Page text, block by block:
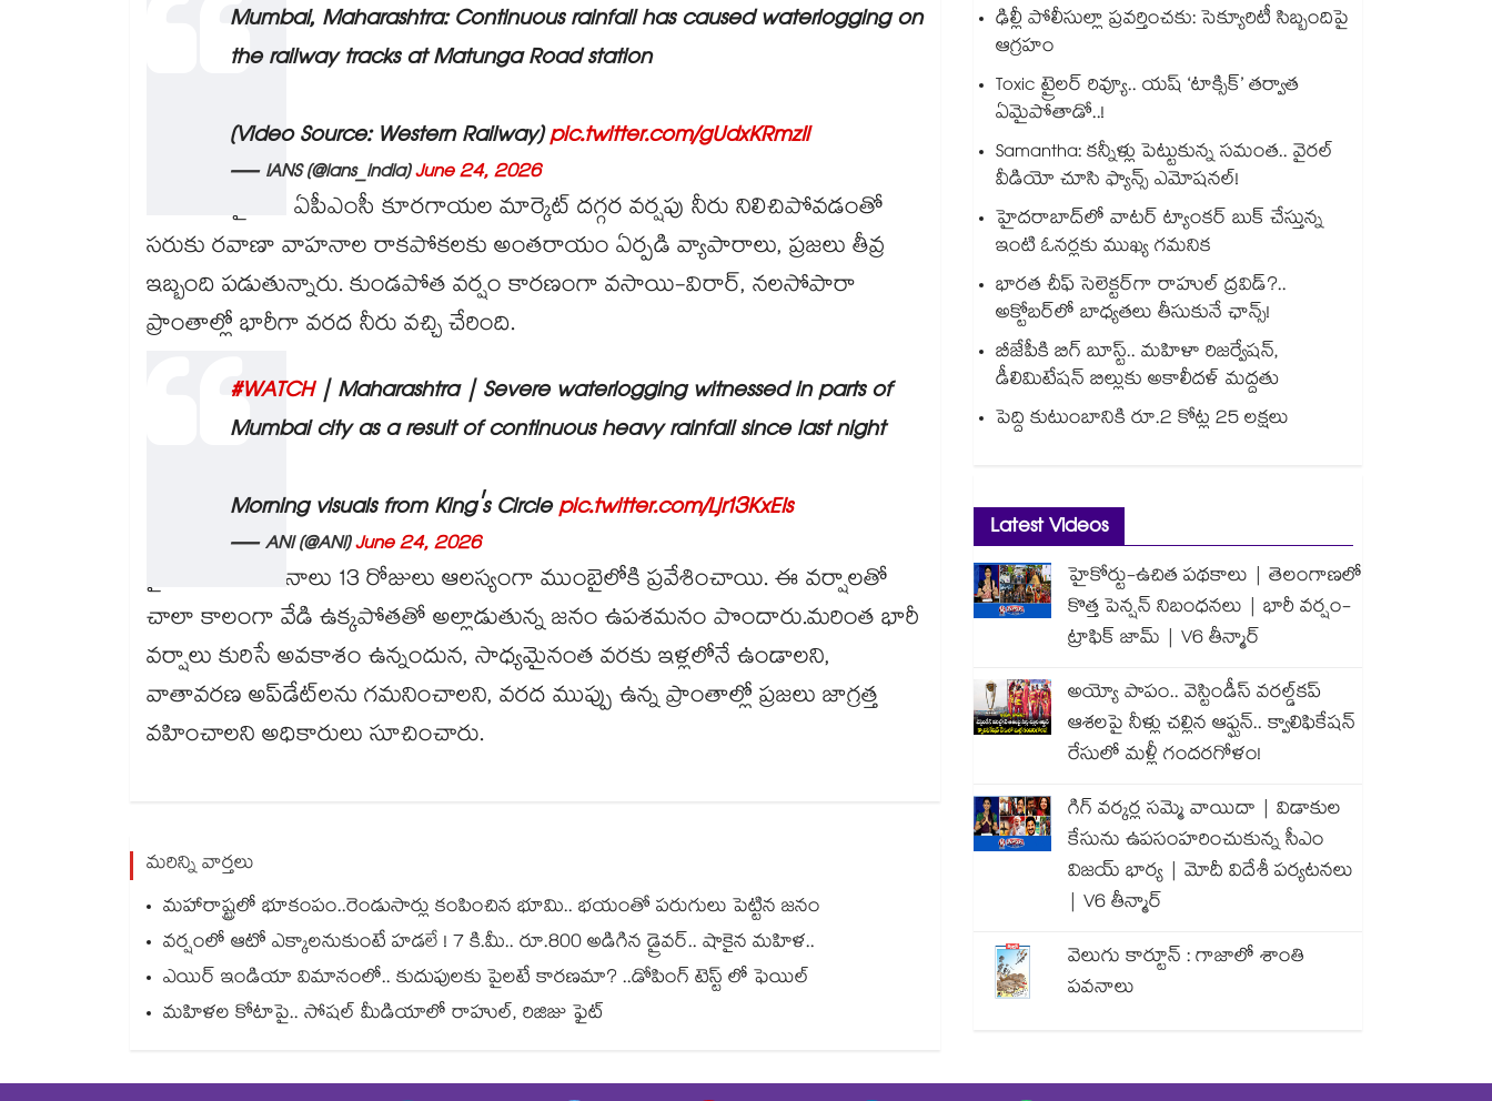
Mumbai, Maharashtra: Continuous rainfall has caused waterlogging on
the railway tracks at Matunga Road station
(Video Source: Western Railway)pic.twitter.com/gUdxKRmzIl
— IANS (@ians_india)June 24, 2026
నవీ ముంబైలోని ఏపీఎంసీ కూరగాయల మార్కెట్ దగ్గర వర్షపు నీరు నిలిచిపోవడంతో
సరుకు రవాణా వాహనాల రాకపోకలకు అంతరాయం ఏర్పడి వ్యాపారాలు, ప్రజలు తీవ్ర
ఇబ్బంది పడుతున్నారు. కుండపోత వర్షం కారణంగా వసాయి-విరార్, నలసోపారా
ప్రాంతాల్లో భారీగా వరద నీరు వచ్చి చేరింది.
#WATCH| Maharashtra | Severe waterlogging witnessed in parts of
Mumbai city as a result of continuous heavy rainfall since last night
Morning visuals from King's Circlepic.twitter.com/Ljr13KxEIs
— ANI (@ANI)June 24, 2026
నైరుతి రుతుపవనాలు 13 రోజులు ఆలస్యంగా ముంబైలోకి ప్రవేశించాయి. ఈ వర్షాలతో
చాలా కాలంగా వేడి ఉక్కపోతతో అల్లాడుతున్న జనం ఉపశమనం పొందారు.మరింత భారీ
వర్షాలు కురిసే అవకాశం ఉన్నందున, సాధ్యమైనంత వరకు ఇళ్లలోనే ఉండాలని,
వాతావరణ అప్‌డేట్‌లను గమనించాలని, వరద ముప్పు ఉన్న ప్రాంతాల్లో ప్రజలు జాగ్రత్త
వహించాలని అధికారులు సూచించారు.
మరిన్ని వార్తలు
మహారాష్ట్రలో భూకంపం..రెండుసార్లు కంపించిన భూమి.. భయంతో పరుగులు పెట్టిన జనం
వర్షంలో ఆటో ఎక్కాలనుకుంటే హడలే ! 7 కి.మీ.. రూ.800 అడిగిన డ్రైవర్.. షాకైన మహిళ..
ఎయిర్ ఇండియా విమానంలో.. కుదుపులకు పైలటే కారణమా? ..డోపింగ్ టెస్ట్ లో ఫెయిల్
మహిళల కోటాపై.. సోషల్ మీడియాలో రాహుల్, రిజిజు ఫైట్
ఢిల్లీ పోలీసుల్లా ప్రవర్తించకు: సెక్యూరిటీ సిబ్బందిపై
ఆగ్రహం
Toxic ట్రైలర్ రివ్యూ.. యష్ ‘టాక్సిక్’ తర్వాత
ఏమైపోతాడో..!
Samantha: కన్నీళ్లు పెట్టుకున్న సమంత.. వైరల్
వీడియో చూసి ఫ్యాన్స్ ఎమోషనల్!
హైదరాబాద్⁪లో వాటర్ ట్యాంకర్ బుక్ చేస్తున్న
ఇంటి ఓనర్లకు ముఖ్య గమనిక
భారత చీఫ్ సెలెక్టర్⁬గా రాహుల్ ద్రవిడ్?..
అక్టోబర్‌లో బాధ్యతలు తీసుకునే ఛాన్స్!
బీజేపీకి బిగ్ బూస్ట్.. మహిళా రిజర్వేషన్,
డీలిమిటేషన్ బిల్లుకు అకాలీదళ్ మద్దతు
పెద్ది కుటుంబానికి రూ.2 కోట్ల 25 లక్షలు
Latest Videos
హైకోర్టు-ఉచిత పథకాలు | తెలంగాణలో
కొత్త పెన్షన్ నిబంధనలు | భారీ వర్షం-
ట్రాఫిక్ జామ్ | V6 తీన్మార్
అయ్యో పాపం.. వెస్టిండీస్ వరల్డ్‌కప్
ఆశలపై నీళ్లు చల్లిన ఆఫ్ఘన్.. క్వాలిఫికేషన్
రేసులో మళ్లీ గందరగోళం!
గిగ్ వర్కర్ల సమ్మె వాయిదా | విడాకుల
కేసును ఉపసంహరించుకున్న సీఎం
విజయ్ భార్య | మోదీ విదేశీ పర్యటనలు
| V6 తీన్మార్
వెలుగు కార్టూన్ : గాజాలో శాంతి
పవనాలు